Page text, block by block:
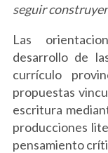
seguir
Las
desarrollo de
currículo
propuestas
escritura
producciones
pensamiento